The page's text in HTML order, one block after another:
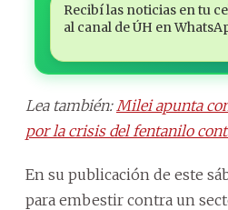
Recibí las noticias en tu
al canal de ÚH en
Lea también: Milei apunta
por la crisis del fentanilo
En su publicación de este
para embestir contra un